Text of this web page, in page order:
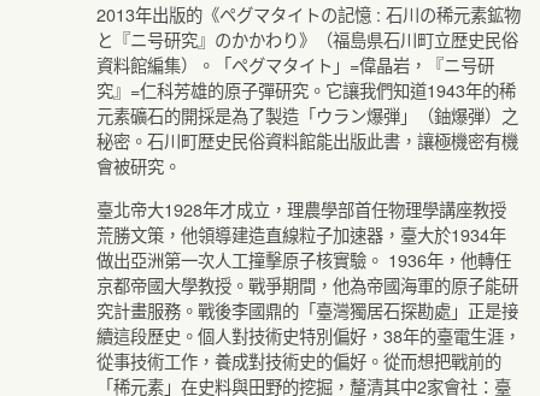
2013年出版的《ペグマタイトの記憶 : 石川の稀元素鉱物
と『ニ号研究』のかかわり》（福島県石川町立歴史民俗
資料館編集）。「ペグマタイト」=偉晶岩，『ニ号研
究』=仁科芳雄的原子彈研究。它讓我們知道1943年的稀
元素礦石的開採是為了製造「ウラン爆弾」（鈾爆弾）之
秘密。石川町歴史民俗資料館能出版此書，讓極機密有機
會被研究。
臺北帝大1928年才成立，理農學部首任物理學講座教授
荒勝文策，他領導建造直線粒子加速器，臺大於1934年
做出亞洲第一次人工撞擊原子核實驗。 1936年，他轉任
京都帝國大學教授。戰爭期間，他為帝國海軍的原子能研
究計畫服務。戰後李國鼎的「臺灣獨居石探勘處」正是接
續這段歷史。個人對技術史特別偏好，38年的臺電生涯，
從事技術工作，養成對技術史的偏好。從而想把戰前的
「稀元素」在史料與田野的挖掘，釐清其中2家會社：臺